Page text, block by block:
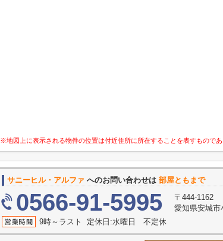
※地図上に表示される物件の位置は付近住所に所在することを表すもので
サニーヒル・アルファ へのお問い合わせは 部屋ともまで
0566-91-5995
〒444-1162
愛知県安城市
9時～ラスト 定休日:水曜日 不定休